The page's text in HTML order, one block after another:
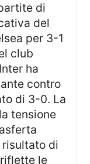
di
del
per 3-1
club
ha
contro
di 3-0. La
tensione
risultato di
le